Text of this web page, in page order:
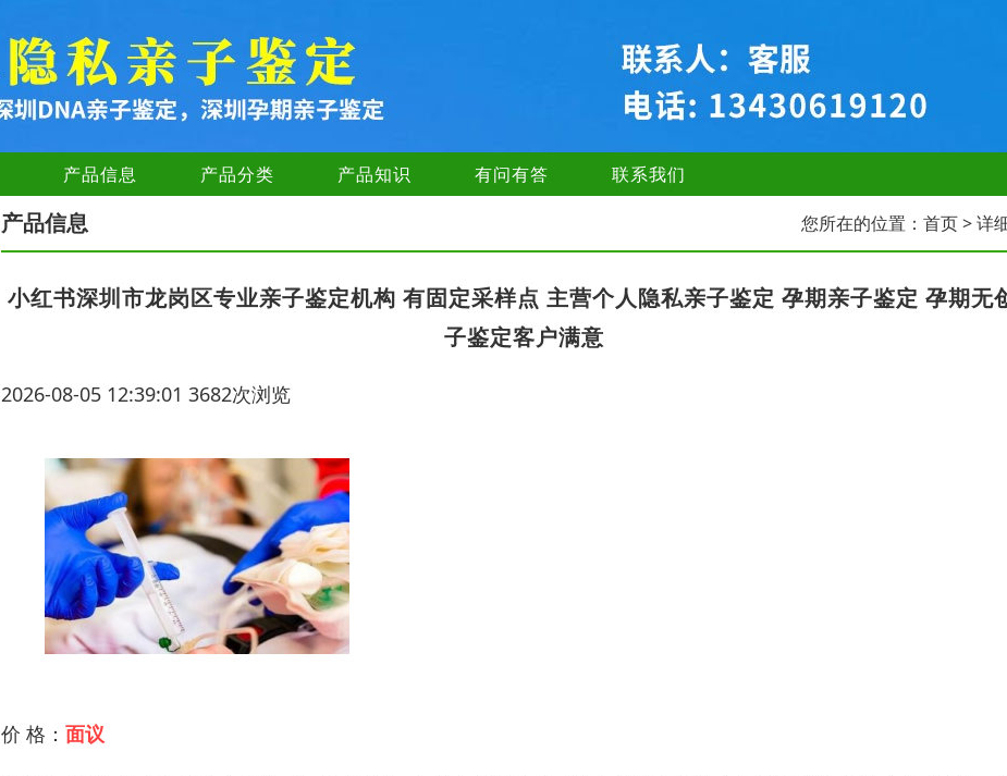
产品信息 产品分类 产品知识 有问有答 联系我们
产品信息 您所在的位置： 首页> 详
小红书深圳市龙岗区专业亲子鉴定机构 有固定采样点 主营个人隐私亲子鉴定 孕期亲子鉴定 孕期无
子鉴定客户满意
2026-08-05 12:39:01 3682次浏览
价 格： 面议